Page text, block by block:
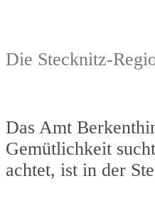
Die Stecknitz-
Das Amt
Gemütlichkeit
achtet, ist in der